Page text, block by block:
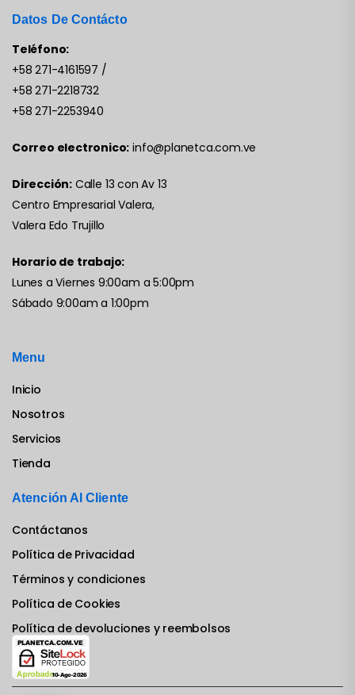
Datos De Contácto
Teléfono:
+58 271-4161597 /
+58 271-2218732
+58 271-2253940
Correo electronico: info@planetca.com.ve
Dirección: Calle 13 con Av 13
Centro Empresarial Valera,
Valera Edo Trujillo
Horario de trabajo:
Lunes a Viernes 9:00am a 5:00pm
Sábado 9:00am a 1:00pm
Menu
Inicio
Nosotros
Servicios
Tienda
Atención Al Cliente
Contáctanos
Política de Privacidad
Términos y condiciones
Política de Cookies
Política de devoluciones y reembolsos